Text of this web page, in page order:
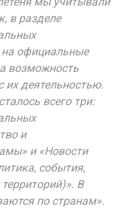
в разделе
официальные
возможность
их деятельностью.
всего три:
и
и «Новости
события,
В
по странам».